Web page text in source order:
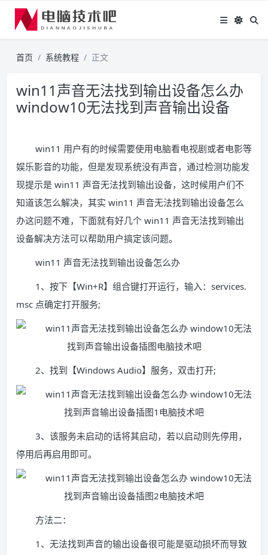
首页 系统教程 正文
win11声音无法找到输出设备怎么办
window10无法找到声音输出设备
win11 用户有的时候需要使用电脑看电视剧或者电影等
娱乐影音的功能，但是发现系统没有声音，通过检测功能发
现提示是 win11 声音无法找到输出设备，这时候用户们不
知道该怎么解决，其实 win11 声音无法找到输出设备怎么
办这问题不难，下面就有好几个 win11 声音无法找到输出
设备解决方法可以帮助用户搞定该问题。
win11 声音无法找到输出设备怎么办
1、按下【Win+R】组合键打开运行，输入：services.
msc 点确定打开服务;
2、找到【Windows Audio】服务，双击打开;
3、该服务未启动的话将其启动，若以启动则先停用，
停用后再启用即可。
方法二：
1、无法找到声音的输出设备很可能是驱动损坏而导致